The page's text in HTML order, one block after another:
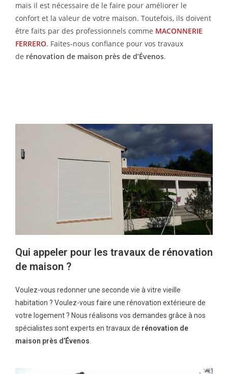
mais il est nécessaire de le faire pour améliorer le
confort et la valeur de votre maison. Toutefois, ils doivent
être faits par des professionnels comme MACONNERIE
FERRERO. Faites-nous confiance pour vos travaux
de rénovation de maison près de d’Évenos.
Qui appeler pour les travaux de rénovation
de maison ?
Voulez-vous redonner une seconde vie à vitre vieille
habitation ? Voulez-vous faire une rénovation extérieure de
votre logement ? Nous réalisons vos demandes grâce à nos
spécialistes sont experts en travaux de rénovation de
maison près d’Évenos.